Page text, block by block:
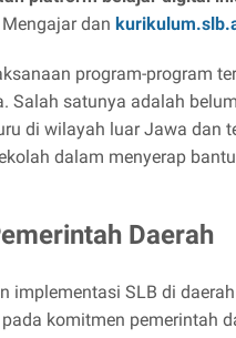
dan
program-program
Salah satunya adalah
di wilayah luar Jawa dan
dalam menyerap
Daerah
implementasi SLB di
komitmen pemerintah